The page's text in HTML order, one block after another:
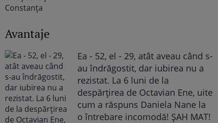
Avantaje
Ea - 52, el - 29, atât aveau când s-
au îndrăgostit, dar iubirea nu a
rezistat. La 6 luni de la
despărțirea de Octavian Ene, uite
cum a răspuns Daniela Nane la
o întrebare incomodă! ȘAH MAT!